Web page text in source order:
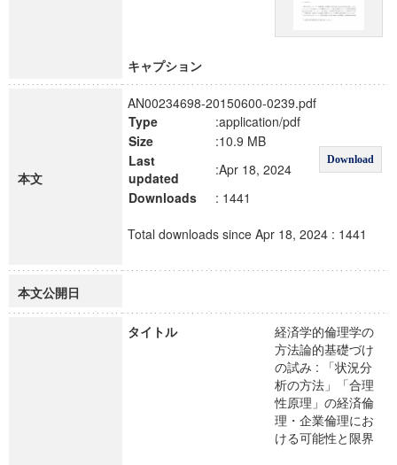
キャプション
本文
AN00234698-20150600-0239.pdf
Type
:application/pdf
Download
Size
:10.9 MB
Last
updated
:Apr 18, 2024
Downloads
: 1441
Total downloads since Apr 18, 2024 : 1441
本文公開日
タイトル
経済学的倫理学の
方法論的基礎づけ
の試み : 「状況分
析の方法」「合理
性原理」の経済倫
理・企業倫理にお
ける可能性と限界